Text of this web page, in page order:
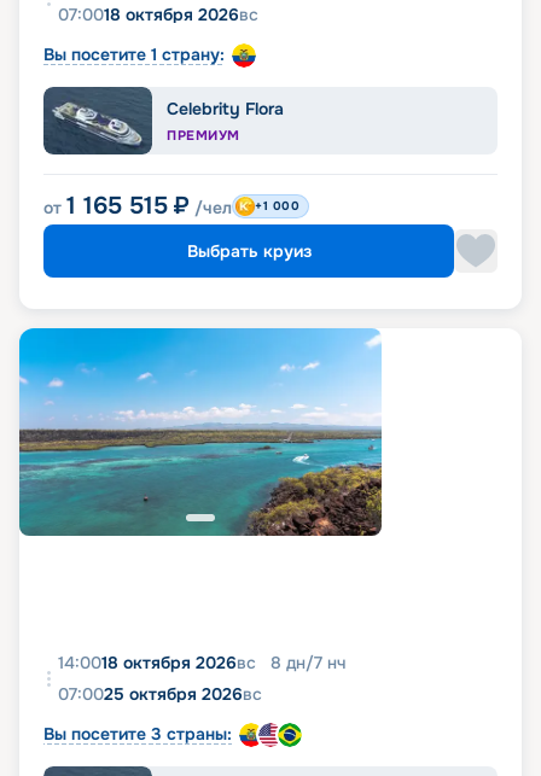
07:0018 октября 2026вс
Вы посетите 1 страну:
Celebrity Flora
ПРЕМИУМ
от 1 165 515 ₽ /чел +1 000
Выбрать круиз
14:0018 октября 2026вс 8 дн/7 нч
07:0025 октября 2026вс
Вы посетите 3 страны: